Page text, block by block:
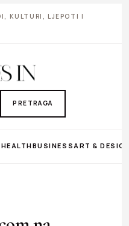
KULTURI, LJEPOTI I
PRETRAGA
BUSINESS ART &